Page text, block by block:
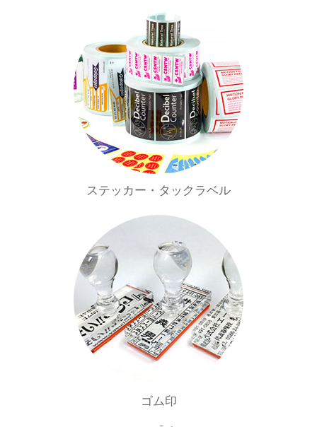
ステッカー・タックラベル
ゴム印